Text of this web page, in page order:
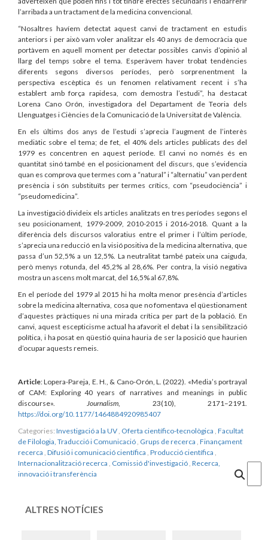
l’arribada a un tractament de la medicina convencional.
“Nosaltres havíem detectat aquest canvi de tractament en estudis
anteriors i per això vam voler analitzar els 40 anys de democràcia que
portàvem en aquell moment per detectar possibles canvis d’opinió al
llarg del temps sobre el tema. Esperàvem haver trobat tendències
diferents segons diversos períodes, però sorprenentment la
perspectiva escèptica és un fenomen relativament recent i s’ha
establert amb força rapidesa, com demostra l’estudi”, ha destacat
Lorena Cano Orón, investigadora del Departament de Teoria dels
Llenguatges i Ciències de la Comunicació de la Universitat de València.
En els últims dos anys de l’estudi s’aprecia l’augment de l’interès
mediàtic sobre el tema; de fet, el 40% dels articles publicats des del
1979 es concentren en aquest període. El canvi no només és en
quantitat sinó també en el posicionament del discurs, que s’evidencia
quan es comprova que termes com a “natural” i “alternatiu” van perdent
presència i són substituïts per termes crítics, com “pseudociència” i
“pseudomedicina”.
La investigació divideix els articles analitzats en tres períodes segons el
seu posicionament, 1979-2009, 2010-2015 i 2016-2018. Quant a la
diferència dels discursos valoratius entre el primer i l’últim període,
s’aprecia una reducció en la visió positiva de la medicina alternativa, que
passa d’un 52,5% a un 12,5%. La neutralitat també pateix una caiguda,
però menys rotunda, del 45,2% al 28,6%. Per contra, la visió negativa
mostra un ascens molt marcat, del 16,5% al 67,8%.
En el període del 1979 al 2015 hi ha molta menor presència d’articles
sobre la medicina alternativa, cosa que no fomentava el qüestionament
d’aquestes pràctiques ni una mirada crítica per part de la població. En
canvi, aquest escepticisme actual ha afavorit el debat i la sensibilització
política, i ha posat en qüestió quina hauria de ser la posició que haurien
d’ocupar aquests remeis.
Article: Lopera-Pareja, E. H., & Cano-Orón, L. (2022). «Media’s portrayal
of CAM: Exploring 40 years of narratives and meanings in public
discourse».Journalism, 23(10), 2171–2191.
https://doi.org/10.1177/1464884920985407
Categories: Investigació a la UV, Oferta científico-tecnològica , Facultat
de Filologia, Traducció i Comunicació, Grups de recerca , Finançament
recerca , Difusió i comunicació científica , Producció científica ,
Internacionalització recerca , Comissió d'investigació, Recerca,
innovació i transferència
ALTRES NOTÍCIES